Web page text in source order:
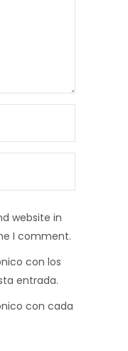
website in
I comment.
con los
entrada.
con cada